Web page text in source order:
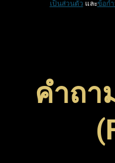
เป็นส่วนตัว และข้อก
คำถา
ล็อกไอเทมต่าง ๆ ในเ
เตอร์ หรืออาวุธ โปรด
สามารถกรอกรหัสโปร
รับไอเทมได้ไม่ว่าคุณจ